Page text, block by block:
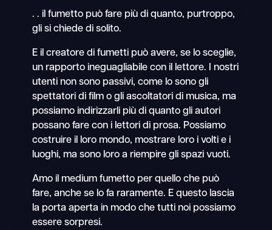
. . il fumetto può fare più di quanto, purtroppo,
gli si chiede di solito.
E il creatore di fumetti può avere, se lo sceglie,
un rapporto ineguagliabile con il lettore. I nostri
utenti non sono passivi, come lo sono gli
spettatori di film o gli ascoltatori di musica, ma
possiamo indirizzarli più di quanto gli autori
possano fare con i lettori di prosa. Possiamo
costruire il loro mondo, mostrare loro i volti e i
luoghi, ma sono loro a riempire gli spazi vuoti.
Amo il medium fumetto per quello che può
fare, anche se lo fa raramente. E questo lascia
la porta aperta in modo che tutti noi possiamo
essere sorpresi.